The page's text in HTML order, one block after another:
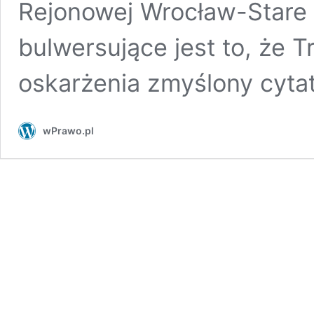
Rejonowej Wrocław-
bulwersujące jest to, że
oskarżenia zmyślony
wPrawo.pl